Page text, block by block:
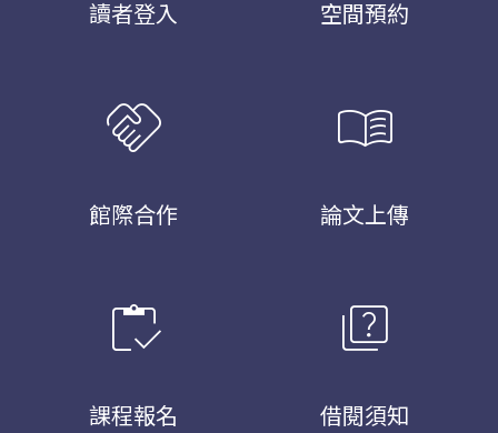
讀者登入 空間預約
handshake
館際合作
menu_book
論文上傳
inventory
課程報名
quiz
借閱須知